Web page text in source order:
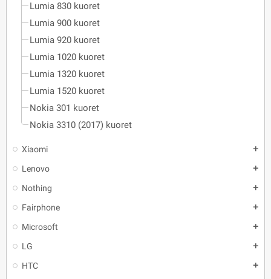
Lumia 830 kuoret
Lumia 900 kuoret
Lumia 920 kuoret
Lumia 1020 kuoret
Lumia 1320 kuoret
Lumia 1520 kuoret
Nokia 301 kuoret
Nokia 3310 (2017) kuoret
Xiaomi add
Lenovo add
Nothing add
Fairphone add
Microsoft add
LG add
HTC add